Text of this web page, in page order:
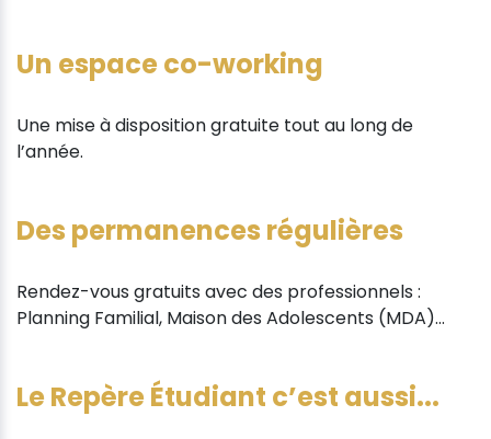
Un espace co-working
Une mise à disposition gratuite tout au long de
l’année.
Des permanences régulières
Rendez-vous gratuits avec des professionnels :
Planning Familial, Maison des Adolescents (MDA)...
Le Repère Étudiant c’est aussi...